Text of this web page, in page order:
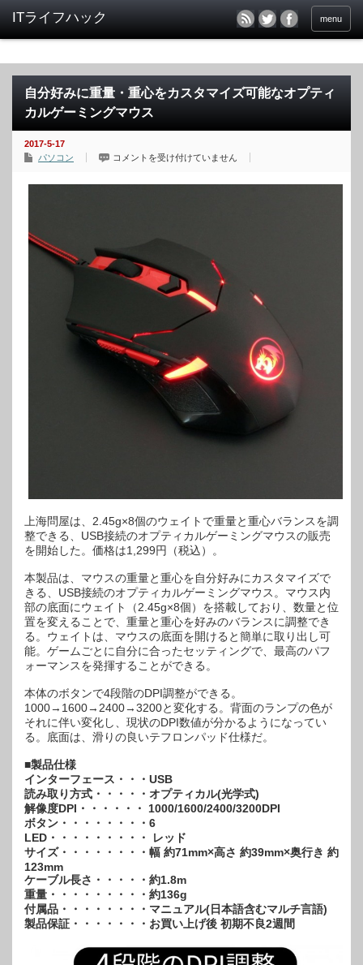
menu
自分好みに重量・重心をカスタマイズ可能なオプティ
カルゲーミングマウス
2017-5-17
パソコン
自
み
カ
ス
タ
な
オ
プ
コメントを受け付けていません
上海問屋は、2.45g×8個のウェイトで重量と重心バランスを調
整できる、USB接続のオプティカルゲーミングマウスの販売
を開始した。価格は1,299円（税込）。
本製品は、マウスの重量と重心を自分好みにカスタマイズで
きる、USB接続のオプティカルゲーミングマウス。マウス内
部の底面にウェイト（2.45g×8個）を搭載しており、数量と位
置を変えることで、重量と重心を好みのバランスに調整でき
る。ウェイトは、マウスの底面を開けると簡単に取り出し可
能。ゲームごとに自分に合ったセッティングで、最高のパフ
ォーマンスを発揮することができる。
本体のボタンで4段階のDPI調整ができる。
1000→1600→2400→3200と変化する。背面のランプの色が
それに伴い変化し、現状のDPI数値が分かるようになってい
る。底面は、滑りの良いテフロンパッド仕様だ。
■製品仕様
インターフェース・・・USB
読み取り方式・・・・・オプティカル(光学式)
解像度DPI・・・・・・ 1000/1600/2400/3200DPI
ボタン・・・・・・・・6
LED・・・・・・・・・ レッド
サイズ・・・・・・・・幅 約71mm×高さ 約39mm×奥行き 約
123mm
ケーブル長さ・・・・・約1.8m
重量・・・・・・・・・約136g
付属品・・・・・・・・マニュアル(日本語含むマルチ言語)
製品保証・・・・・・・お買い上げ後 初期不良2週間